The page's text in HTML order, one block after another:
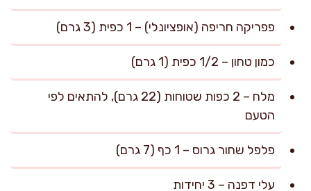
פפריקה חריפה (אופציונלי) – 1 כפית (3 גרם)
כמון טחון – 1/2 כפית (1 גרם)
מלח – 2 כפות שטוחות (22 גרם), להתאים לפי
הטעם
פלפל שחור גרוס – 1 כף (7 גרם)
עלי דפנה – 3 יחידות